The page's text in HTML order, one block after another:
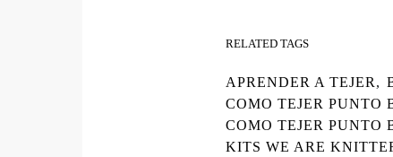
RELATED TAGS
APRENDER A TEJER ,
COMO TEJER PUNTO
COMO TEJER PUNTO
KITS WE ARE